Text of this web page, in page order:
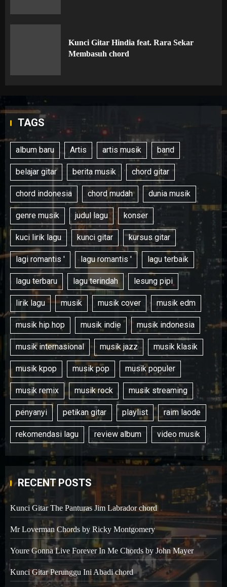
Kunci Gitar Hindia feat. Rara Sekar
Membasuh chord
TAGS
album baru Artis artis musik band
belajar gitar berita musik chord gitar
chord indonesia chord mudah dunia musik
genre musik judul lagu konser
kuci lirik lagu kunci gitar kursus gitar
lagi romantis ' lagu romantis ' lagu terbaik
lagu terbaru lagu terindah lesung pipi
lirik lagu musik musik cover musik edm
musik hip hop musik indie musik indonesia
musik internasional musik jazz musik klasik
musik kpop musik pop musik populer
musik remix musik rock musik streaming
penyanyi petikan gitar playlist raim laode
rekomendasi lagu review album video musik
RECENT POSTS
Kunci Gitar The Panturas Jim Labrador chord
Mr Loverman Chords by Ricky Montgomery
Youre Gonna Live Forever In Me Chords by John Mayer
Kunci Gitar Perunggu Ini Abadi chord